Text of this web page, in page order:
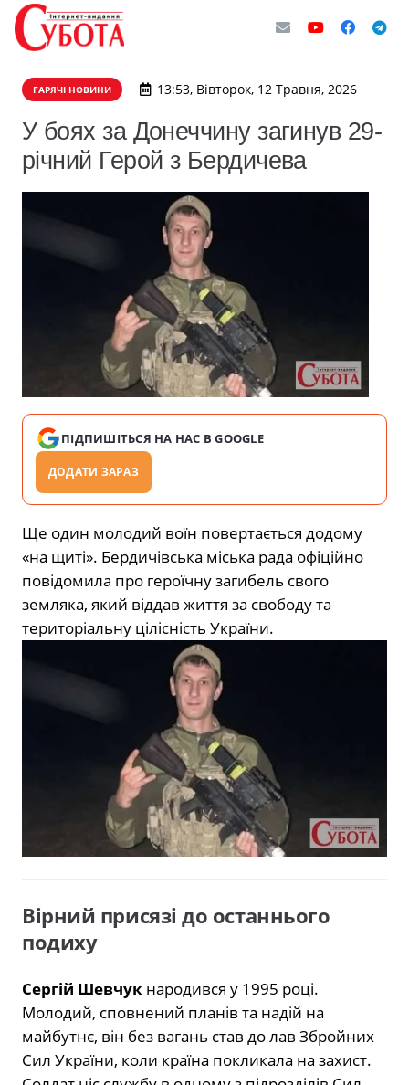
ГАРЯЧІ НОВИНИ 13:53, Вівторок, 12 Травня, 2026
У боях за Донеччину загинув 29-
річний Герой з Бердичева
ПІДПИШІТЬСЯ НА НАС В GOOGLE
ДОДАТИ ЗАРАЗ
Ще один молодий воїн повертається додому
«на щиті». Бердичівська міська рада офіційно
повідомила про героїчну загибель свого
земляка, який віддав життя за свободу та
територіальну цілісність України.
Вірний присязі до останнього
подиху
Сергій Шевчук народився у 1995 році.
Молодий, сповнений планів та надій на
майбутнє, він без вагань став до лав Збройних
Сил України, коли країна покликала на захист.